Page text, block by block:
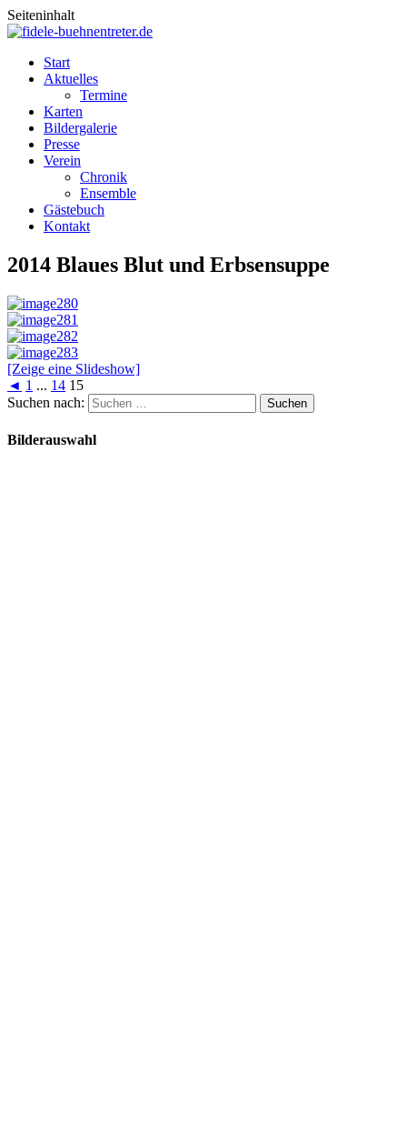
Seiteninhalt
Start
Aktuelles
Termine
Karten
Bildergalerie
Presse
Verein
Chronik
Ensemble
Gästebuch
Kontakt
2014 Blaues Blut und Erbsensuppe
[Zeige eine Slideshow]
◄ 1 ... 14 15
Suchen nach:
Bilderauswahl